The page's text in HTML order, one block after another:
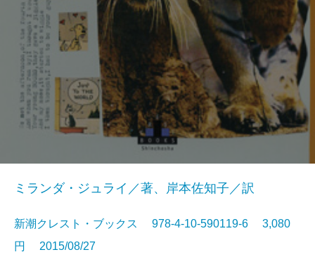
ミランダ・ジュライ／著、岸本佐知子／訳
新潮クレスト・ブックス 978-4-10-590119-6 3,080
円 2015/08/27